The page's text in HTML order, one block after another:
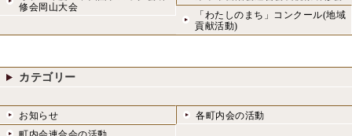
修会岡山大会
「わたしのまち」コンクール(地域
貢献活動)
カテゴリー
お知らせ
各町内会の活動